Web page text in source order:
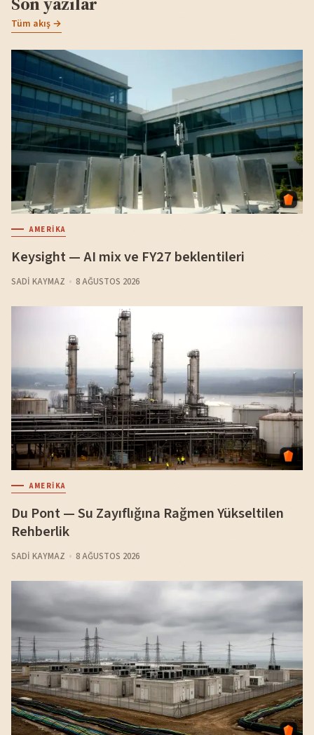
Tüm akış →
AMERIKA
Keysight — AI mix ve FY27 beklentileri
SADI KAYMAZ 8 AĞUSTOS 2026
AMERIKA
Du Pont — Su Zayıflığına Rağmen Yükseltilen
Rehberlik
SADI KAYMAZ 8 AĞUSTOS 2026